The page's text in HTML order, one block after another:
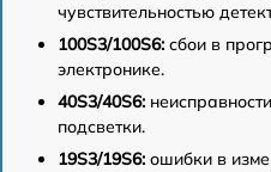
чувствительностью
100S3/100S6: сбои в
электронике.
40S3/40S6:
подсветки.
19S3/19S6: ошибки в